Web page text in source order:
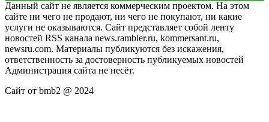
Данный сайт не является коммерческим проектом. На этом
сайте ни чего не продают, ни чего не покупают, ни какие
услуги не оказываются. Сайт представляет собой ленту
новостей RSS канала news.rambler.ru, kommersant.ru,
newsru.com. Материалы публикуются без искажения,
ответственность за достоверность публикуемых новостей
Администрация сайта не несёт.
Сайт от bmb2 @ 2024